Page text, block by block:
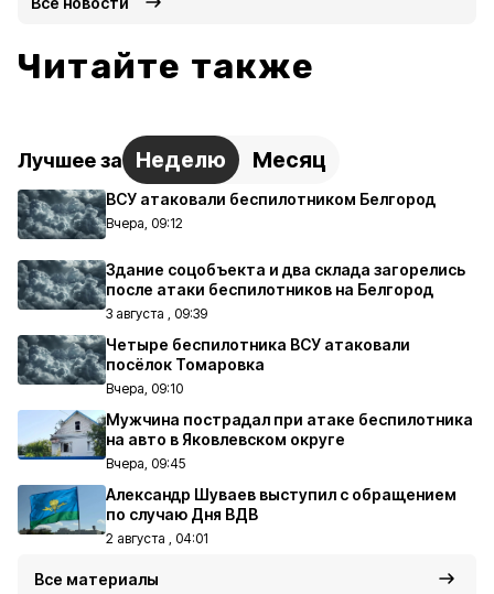
Читайте также
Лучшее за Неделю Месяц
ВСУ атаковали беспилотником Белгород
Вчера, 09:12
Здание соцобъекта и два склада загорелись
после атаки беспилотников на Белгород
3 августа , 09:39
Четыре беспилотника ВСУ атаковали
посёлок Томаровка
Вчера, 09:10
Мужчина пострадал при атаке беспилотника
на авто в Яковлевском округе
Вчера, 09:45
Александр Шуваев выступил с обращением
по случаю Дня ВДВ
2 августа , 04:01
Все материалы